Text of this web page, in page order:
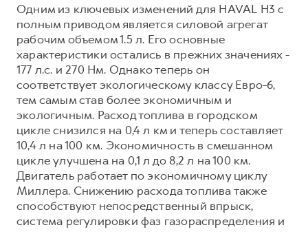
Одним из ключевых изменений для HAVAL H3 с
полным приводом является силовой агрегат
рабочим объемом 1.5 л. Его основные
характеристики остались в прежних значениях -
177 л.с. и 270 Нм. Однако теперь он
соответствует экологическому классу Евро-6,
тем самым став более экономичным и
экологичным. Расход топлива в городском
цикле снизился на 0,4 л км и теперь составляет
10,4 л на 100 км. Экономичность в смешанном
цикле улучшена на 0,1 л до 8,2 л на 100 км.
Двигатель работает по экономичному циклу
Миллера. Снижению расхода топлива также
способствуют непосредственный впрыск,
система регулировки фаз газораспределения и